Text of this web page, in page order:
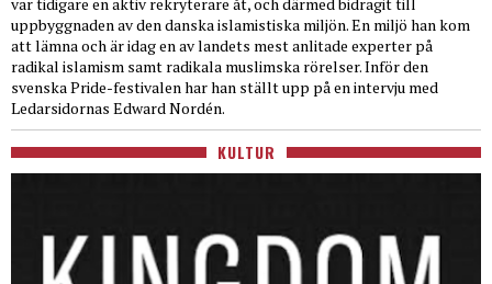
uppbyggnaden av den danska islamistiska miljön. En miljö han kom
att lämna och är idag en av landets mest anlitade experter på
radikal islamism samt radikala muslimska rörelser. Inför den
svenska Pride-festivalen har han ställt upp på en intervju med
Ledarsidornas Edward Nordén.
KULTUR